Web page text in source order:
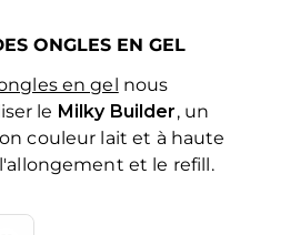
ONGLES EN GEL
en gel nous
le Milky Builder, un
couleur lait et à haute
et le refill.
du carrousel est possible